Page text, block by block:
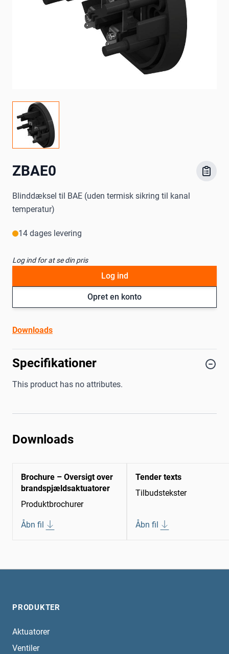
ZBAE0
Blinddæksel til BAE (uden termisk sikring til kanal
temperatur)
14 dages levering
Log ind for at se din pris
Opret en konto
Log ind
Downloads
Specifikationer
This product has no attributes.
Downloads
Brochure – Oversigt over
brandspjældsaktuatorer
Produktbrochurer
Åbn fil
Tender texts
Tilbudstekster
Åbn fil
PRODUKTER
Aktuatorer
Ventiler